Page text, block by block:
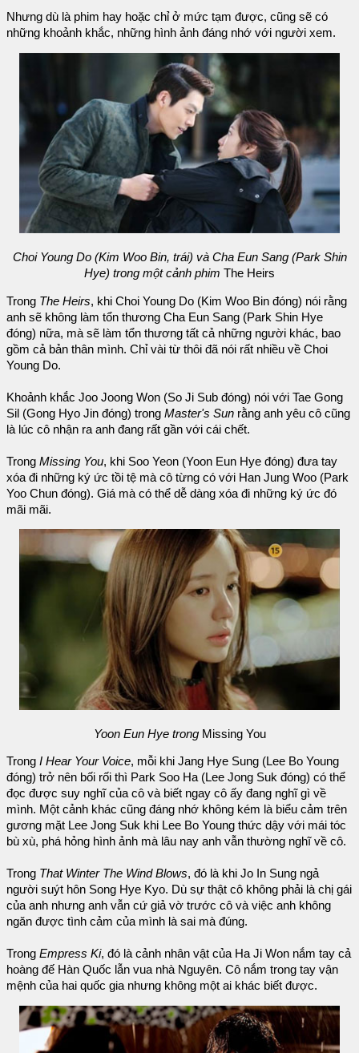
Nhưng dù là phim hay hoặc chỉ ở mức tạm được, cũng sẽ có
những khoảnh khắc, những hình ảnh đáng nhớ với người xem.
Choi Young Do (Kim Woo Bin, trái) và Cha Eun Sang (Park Shin
Hye) trong một cảnh phim The Heirs
Trong The Heirs, khi Choi Young Do (Kim Woo Bin đóng) nói rằng
anh sẽ không làm tổn thương Cha Eun Sang (Park Shin Hye
đóng) nữa, mà sẽ làm tổn thương tất cả những người khác, bao
gồm cả bản thân mình. Chỉ vài từ thôi đã nói rất nhiều về Choi
Young Do.
Khoảnh khắc Joo Joong Won (So Ji Sub đóng) nói với Tae Gong
Sil (Gong Hyo Jin đóng) trong Master's Sun rằng anh yêu cô cũng
là lúc cô nhận ra anh đang rất gần với cái chết.
Trong Missing You, khi Soo Yeon (Yoon Eun Hye đóng) đưa tay
xóa đi những ký ức tồi tệ mà cô từng có với Han Jung Woo (Park
Yoo Chun đóng). Giá mà có thể dễ dàng xóa đi những ký ức đó
mãi mãi.
Yoon Eun Hye trong Missing You
Trong I Hear Your Voice, mỗi khi Jang Hye Sung (Lee Bo Young
đóng) trở nên bối rối thì Park Soo Ha (Lee Jong Suk đóng) có thể
đọc được suy nghĩ của cô và biết ngay cô ấy đang nghĩ gì về
mình. Một cảnh khác cũng đáng nhớ không kém là biểu cảm trên
gương mặt Lee Jong Suk khi Lee Bo Young thức dậy với mái tóc
bù xù, phá hỏng hình ảnh mà lâu nay anh vẫn thường nghĩ về cô.
Trong That Winter The Wind Blows, đó là khi Jo In Sung ngả
người suýt hôn Song Hye Kyo. Dù sự thật cô không phải là chị gái
của anh nhưng anh vẫn cứ giả vờ trước cô và việc anh không
ngăn được tình cảm của mình là sai mà đúng.
Trong Empress Ki, đó là cảnh nhân vật của Ha Ji Won nắm tay cả
hoàng đế Hàn Quốc lẫn vua nhà Nguyên. Cô nắm trong tay vận
mệnh của hai quốc gia nhưng không một ai khác biết được.